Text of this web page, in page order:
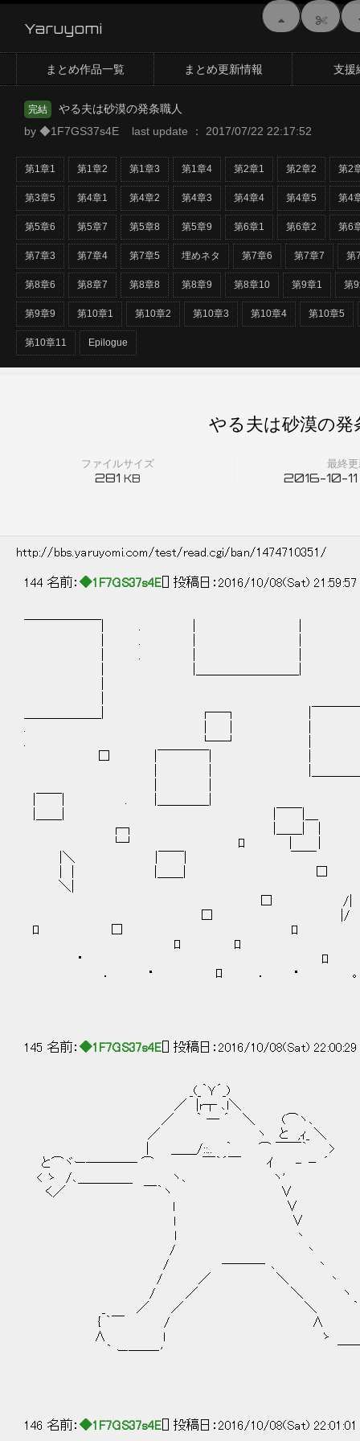
Yaruyomi
まとめ作品一覧 まとめ更新情報 支援
完結
やる夫は砂漠の発条職人
by ◆1F7GS37s4E last update ： 2017/07/22 22:17:52
第1章1 第1章2 第1章3 第1章4 第2章1 第2章2 第2
第3章5 第4章1 第4章2 第4章3 第4章4 第4章5 第4
第5章6 第5章7 第5章8 第5章9 第6章1 第6章2 第6
第7章3 第7章4 第7章5 埋めネタ 第7章6 第7章7 第
第8章6 第8章7 第8章8 第8章9 第8章10 第9章1 第
第9章9 第10章1 第10章2 第10章3 第10章4 第10章5
第10章11 Epilogue
ファイルサイズ
281 KB
最終
2016-10-
やる夫は砂漠の発
http://bbs.yaruyomi.com/test/read.cgi/ban/1474710351/
144 名前： ◆1F7GS37s4E [] 投稿日：2016/10/08(Sat)
＿＿＿＿＿＿| ┌─┐ |￣￣￣￣
. └─┘ |
┌┐ |＿＿| |
└┘ ﾛ | |
|＼ |￣￣| ￣
＼| .
□ /|
□ |/ □
ﾛ □ ﾛ ロ
ﾛ ﾛ
・ ﾛ
． ・ ﾛ ． ･ ｡
145 名前： ◆1F7GS37s4E [] 投稿日：2016/10/08(Sat)
_(_｀Ｙ´_)
／ |r┬ ､l＼
／ ｀ ― ´ ＼ (⌒ヽ､
／ ヽ と ,ｨ_ ＼
| ＿＿/::.. ｀ ⌒ ￣￣｀
と⌒ヾー―――― ⌒ ￣｀´￣ ｲ - － ´
< ゝ /､＿＿＿＿_ ヽ､ ヽ'
く／ ￣｀ヽ ∨
ｌ ∨
ｌ ∨
ｌ 丶
/ 丶
/ ―――‐ ､ 丶
/ ／ ＼ 丶
/ ／ ＼ ヽ
_ ／ ／ ＼ ｀ ｰ ⌒
{ ｀￣ / ∧
∧ ｌ ゝ
｀ ー――‐' ￣￣￣
146 名前： ◆1F7GS37s4E [] 投稿日：2016/10/08(Sat)